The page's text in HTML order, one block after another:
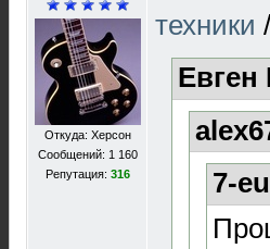
Откуда: Херсон
Сообщений: 1 160
Репутация: 316
техники /
7-